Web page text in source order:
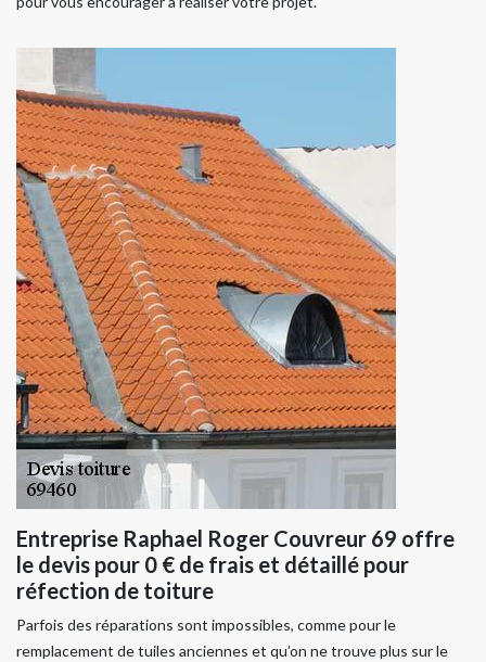
Entreprise Raphael Roger Couvreur 69 offre
le devis pour 0 € de frais et détaillé pour
réfection de toiture
Parfois des réparations sont impossibles, comme pour le
remplacement de tuiles anciennes et qu’on ne trouve plus sur le